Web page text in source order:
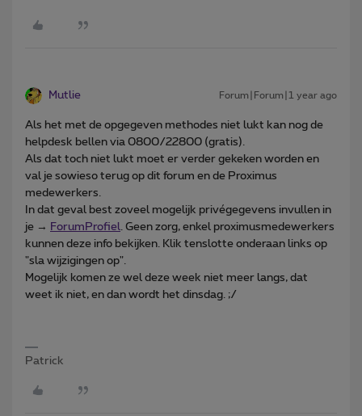
Mutlie Forum|Forum|1 year ago
Als het met de opgegeven methodes niet lukt kan nog de
helpdesk bellen via 0800/22800 (gratis).
Als dat toch niet lukt moet er verder gekeken worden en
val je sowieso terug op dit forum en de Proximus
medewerkers.
In dat geval best zoveel mogelijk privégegevens invullen in
je → ForumProfiel . Geen zorg, enkel proximusmedewerkers
kunnen deze info bekijken. Klik tenslotte onderaan links op
"sla wijzigingen op".
Mogelijk komen ze wel deze week niet meer langs, dat
weet ik niet, en dan wordt het dinsdag. ;/
Patrick